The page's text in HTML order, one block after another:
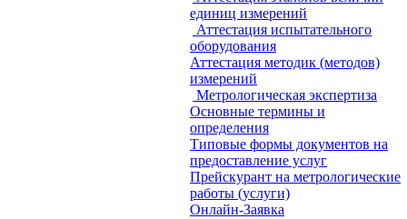
единиц измерений
Аттестация испытательного
оборудования
Аттестация методик (методов)
измерений
Метрологическая экспертиза
Основные термины и
определения
Типовые формы документов на
предоставление услуг
Прейскурант на метрологические
работы (услуги)
Онлайн-Заявка